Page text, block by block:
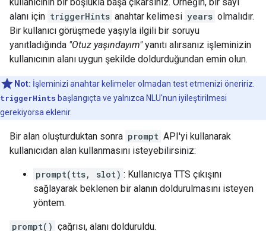
alanı için triggerHints anahtar kelimesi years olmalıdır.
Bir kullanıcı görüşmede yaşıyla ilgili bir soruyu
yanıtladığında "Otuz yaşındayım"yanıtı alırsanız işleminizin
kullanıcının alanı uygun şekilde doldurduğundan emin olun.
Not: İşleminizi anahtar kelimeler olmadan test etmenizi öneririz.
triggerHints başlangıçta ve yalnızca NLU'nun iyileştirilmesi
gerekiyorsa eklenir.
Bir alan oluşturduktan sonra prompt API'yi kullanarak
kullanıcıdan alan kullanmasını isteyebilirsiniz:
prompt(tts, slot) : Kullanıcıya TTS çıkışını
sağlayarak beklenen bir alanın doldurulmasını isteyen
yöntem.
prompt() çağrısı, alanı dolduruldu.